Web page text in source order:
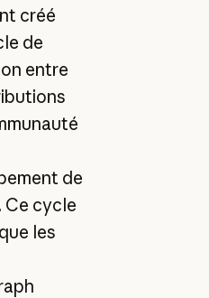
créé
de
entre
de
Ce cycle
les